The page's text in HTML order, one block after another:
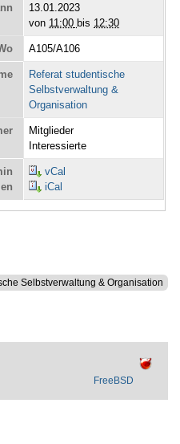
13.01.2023
von 11:00 bis 12:30
A105/A106
Referat studentische
Selbstverwaltung &
Organisation
Mitglieder
Interessierte
vCal
iCal
Selbstverwaltung & Organisation
FreeBSD